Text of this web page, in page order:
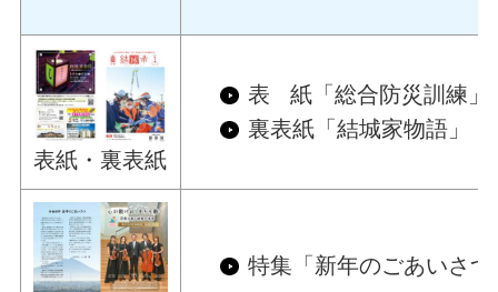
表紙・裏表紙
表 紙「総合防災訓練」
裏表紙「結城家物語」
特集「新年のごあいさ